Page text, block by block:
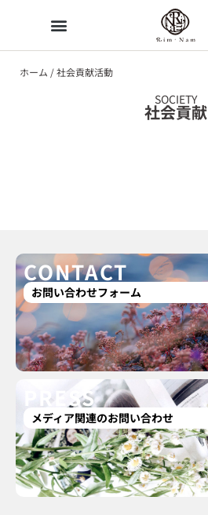
ホーム / 社会貢献活動
SOCIETY
社会貢献
CONTACT
お問い合わせフォーム
PRESS
メディア関連のお問い合わせ